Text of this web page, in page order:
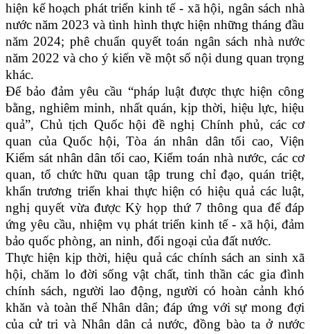
hiện kế hoạch phát triển kinh tế - xã hội, ngân sách nhà
nước năm 2023 và tình hình thực hiện những tháng đầu
năm 2024; phê chuẩn quyết toán ngân sách nhà nước
năm 2022 và cho ý kiến về một số nội dung quan trọng
khác.
Để bảo đảm yêu cầu “pháp luật được thực hiện công
bằng, nghiêm minh, nhất quán, kịp thời, hiệu lực, hiệu
quả”, Chủ tịch Quốc hội đề nghị Chính phủ, các cơ
quan của Quốc hội, Tòa án nhân dân tối cao, Viện
Kiểm sát nhân dân tối cao, Kiểm toán nhà nước, các cơ
quan, tổ chức hữu quan tập trung chỉ đạo, quán triệt,
khẩn trương triển khai thực hiện có hiệu quả các luật,
nghị quyết vừa được Kỳ họp thứ 7 thông qua để đáp
ứng yêu cầu, nhiệm vụ phát triển kinh tế - xã hội, đảm
bảo quốc phòng, an ninh, đối ngoại của đất nước.
Thực hiện kịp thời, hiệu quả các chính sách an sinh xã
hội, chăm lo đời sống vật chất, tinh thần các gia đình
chính sách, người lao động, người có hoàn cảnh khó
khăn và toàn thể Nhân dân; đáp ứng với sự mong đợi
của cử tri và Nhân dân cả nước, đồng bào ta ở nước